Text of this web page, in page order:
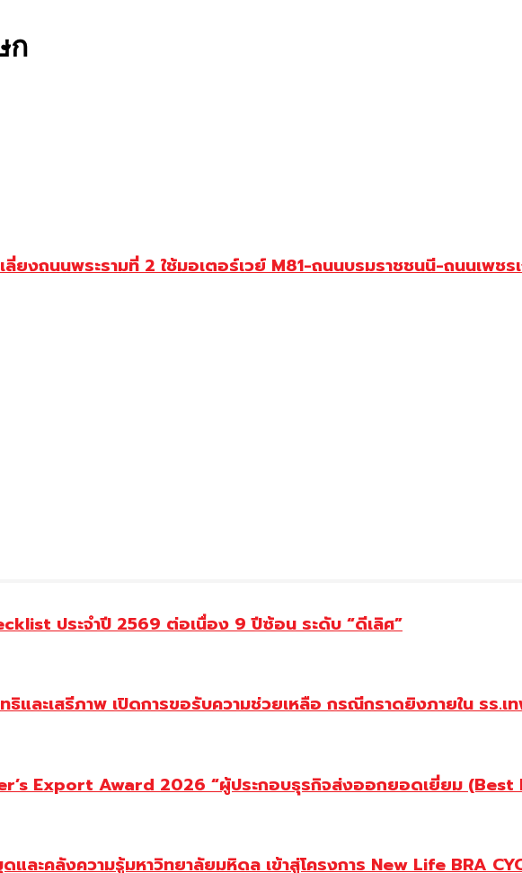
ก
ลี่ยงถนนพระรามที่ 2 ใช้มอเตอร์เวย์ M81-ถนนบรมราชชนนี-ถนนเพช
ประจำปี 2569 ต่อเนื่อง 9 ปีซ้อน ระดับ “ดีเลิศ”
และเสรีภาพ เปิดการขอรับความช่วยเหลือ กรณีกราดยิงภายใน รร.
Export Award 2026 “ผู้ประกอบธุรกิจส่งออกยอดเยี่ยม
และคลังความรู้มหาวิทยาลัยมหิดล เข้าสู่โครงการ New Life BRA